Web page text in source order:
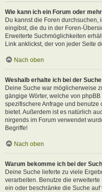
Wie kann ich ein Forum oder
Du kannst die Foren
eingibst, die du in der Foren-
Erweiterte Suchmöglichkeiten
Link anklickst, der von jeder Seite
Nach oben
Weshalb erhalte ich bei der
Deine Suche war möglicherweise
gängige Wörter, welche von
spezifischere Anfrage und
bietet. Außerdem ist es natürlich
nirgends im Forum verwendet
Begriffe!
Nach oben
Warum bekomme ich bei der
Deine Suche lieferte zu viele
verarbeiten. Benutze die
ein oder beschränke die Suche auf